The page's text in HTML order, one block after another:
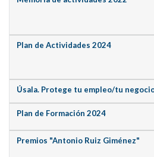
Plan de Actividades 2024
Úsala. Protege tu empleo/tu
Plan de Formación 2024
Premios "Antonio Ruiz Giménez"